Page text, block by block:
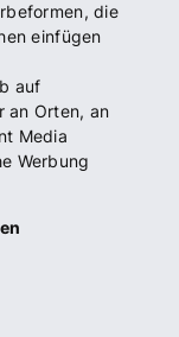
die
einfügen
auf
an Orten, an
Media
Werbung